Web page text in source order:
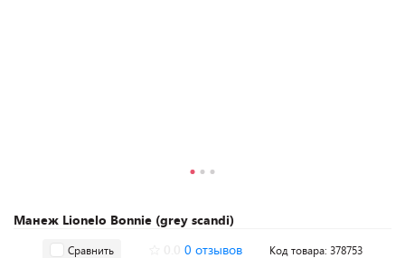
Манеж Lionelo Bonnie (grey scandi)
Сравнить 0 отзывов Код товара: 378753